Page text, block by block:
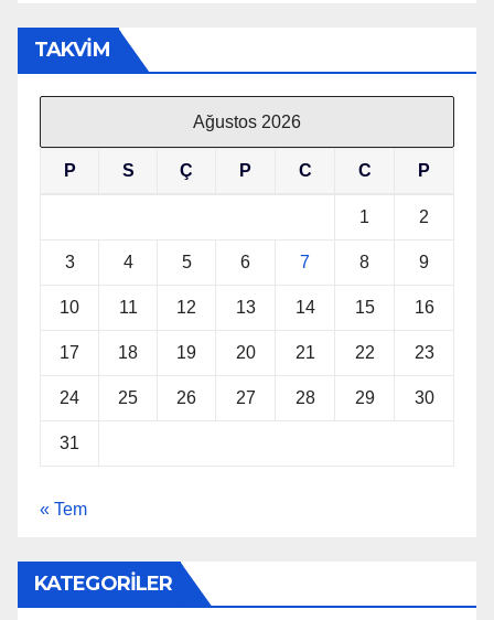
TAKVİM
Ağustos 2026
P S Ç P C C P
1 2
3 4 5 6 7 8 9
10 11 12 13 14 15 16
17 18 19 20 21 22 23
24 25 26 27 28 29 30
31
« Tem
KATEGORİLER